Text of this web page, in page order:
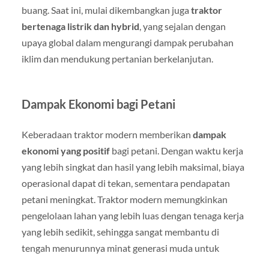
buang. Saat ini, mulai dikembangkan juga traktor
bertenaga listrik dan hybrid, yang sejalan dengan
upaya global dalam mengurangi dampak perubahan
iklim dan mendukung pertanian berkelanjutan.
Dampak Ekonomi bagi Petani
Keberadaan traktor modern memberikan dampak
ekonomi yang positifbagi petani. Dengan waktu kerja
yang lebih singkat dan hasil yang lebih maksimal, biaya
operasional dapat di tekan, sementara pendapatan
petani meningkat. Traktor modern memungkinkan
pengelolaan lahan yang lebih luas dengan tenaga kerja
yang lebih sedikit, sehingga sangat membantu di
tengah menurunnya minat generasi muda untuk